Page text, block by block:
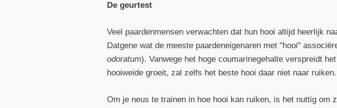
De geurtest
Veel paardenmensen verwachten dat hun hooi altijd heerlijk
Datgene wat de meeste paardeneigenaren met "hooi"
odoratum). Vanwege het hoge coumarinegehalte verspreidt
hooiweide groeit, zal zelfs het beste hooi daar niet naar ruiken.
Om je neus te trainen in hoe hooi kan ruiken, is het nuttig om